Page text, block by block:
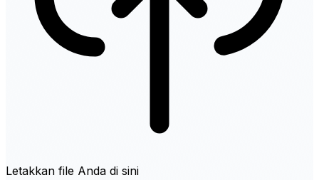
Letakkan file Anda di sini